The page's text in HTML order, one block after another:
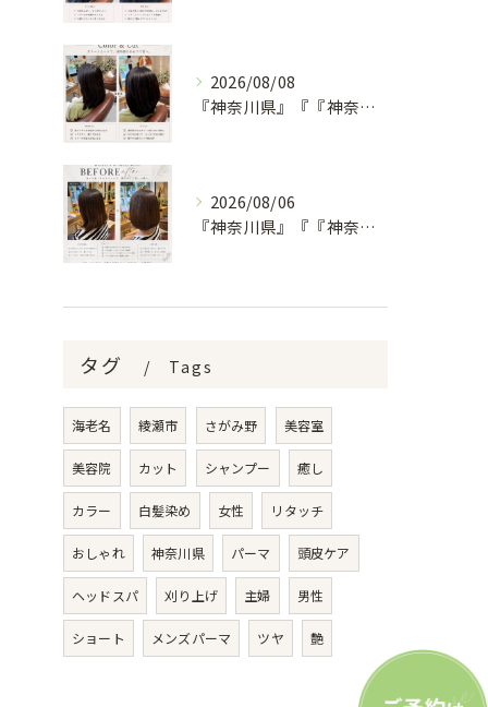
2026/08/08
『神奈川県』『『神奈川県』『綾瀬市』『海老名市』『美容室』
2026/08/06
『神奈川県』『『神奈川県』『綾瀬市』『海老名市』『美容室』
タグ Tags
海老名 綾瀬市 さがみ野 美容室
美容院 カット シャンプー 癒し
カラー 白髪染め 女性 リタッチ
おしゃれ 神奈川県 パーマ 頭皮ケア
ヘッドスパ 刈り上げ 主婦 男性
ショート メンズパーマ ツヤ 艶